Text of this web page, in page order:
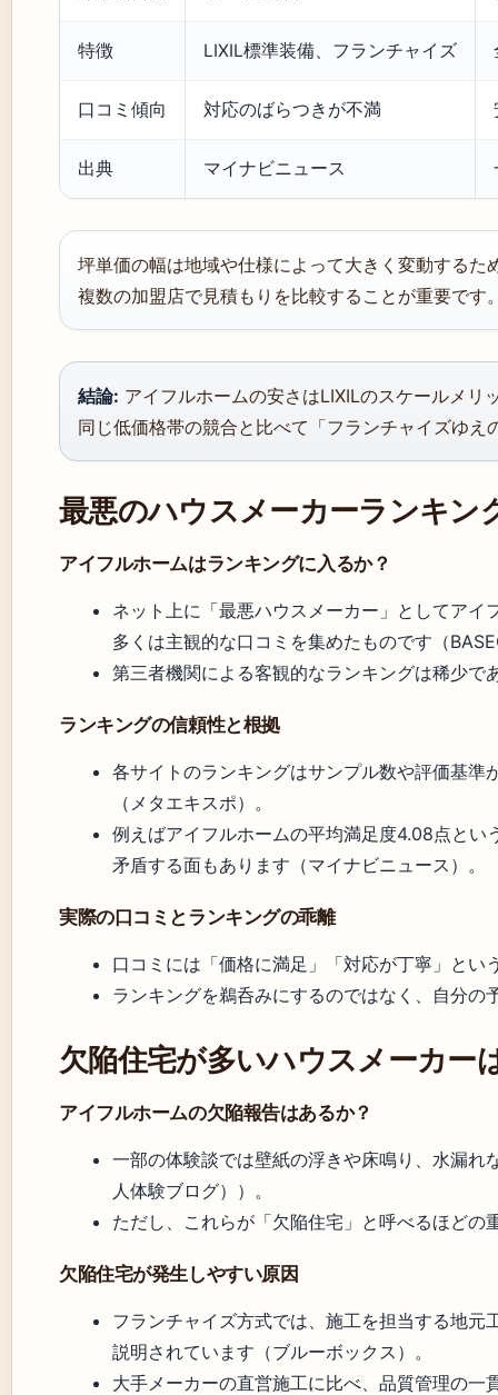
特徴 LIXIL標準装備、フランチャイズ
口コミ傾向 対応のばらつきが不満
出典 マイナビニュース
坪単価の幅は地域や仕様によって大きく変動するた
複数の加盟店で見積もりを比較することが重要です
結論: アイフルホームの安さはLIXILのスケールメリ
同じ低価格帯の競合と比べて「フランチャイズゆ
最悪のハウスメーカーランキン
アイフルホームはランキングに入るか？
ネット上に「最悪ハウスメーカー」としてア
多くは主観的な口コミを集めたものです（
第三者機関による客観的なランキングは稀少
ランキングの信頼性と根拠
各サイトのランキングはサンプル数や評価基
（メタエキスポ）。
例えばアイフルホームの平均満足度4.08点と
矛盾する面もあります（マイナビニュース）。
実際の口コミとランキングの乖離
口コミには「価格に満足」「対応が丁寧」と
ランキングを鵜呑みにするのではなく、自分
欠陥住宅が多いハウスメーカー
アイフルホームの欠陥報告はあるか？
一部の体験談では壁紙の浮きや床鳴り、水漏
人体験ブログ））。
ただし、これらが「欠陥住宅」と呼べるほど
欠陥住宅が発生しやすい原因
フランチャイズ方式では、施工を担当する地
説明されています（ブルーボックス）。
大手メーカーの直営施工に比べ、品質管理の一